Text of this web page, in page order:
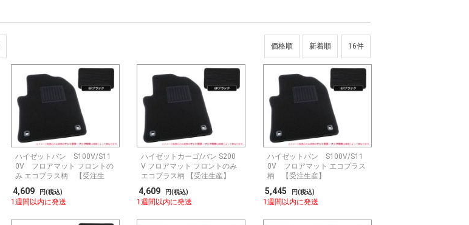
価格順 新着順
ハイゼットバン S100V/S11
0V フロアマット フロントの
み エコプラス柄 【受注生
産】
4,609 円(税込)
1週間以内に発送
ハイゼットカーゴ/バン S200
V フロアマット フロントのみ
エコプラス柄 【受注生産】
4,609 円(税込)
1週間以内に発送
ハイゼットバン S100V/S11
0V フロアマット エコプラス
柄 【受注生産】
5,445 円(税込)
1週間以内に発送